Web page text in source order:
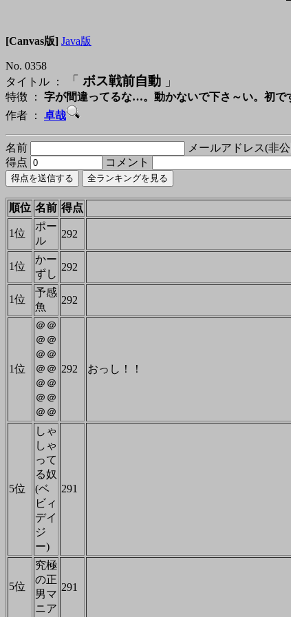
[Canvas版] Java版
No. 0358
タイトル ：
「 ボス戦前自動 」
特徴 ： 字が間違ってるな…。動かないで下さ～い。初で
作者 ： 卓哉
名前 メールアドレス(非
得点
コメント
順位 名前 得点
1位
ポー
ル
292
1位
かー
ずし
292
1位
予感
魚
292
1位
＠＠
＠＠
＠＠
＠＠
＠＠
＠＠
＠＠
292 おっし！！
5位
しゃ
しゃ
って
る奴
(ベ
ビィ
デイ
ジ
ー)
291
5位
究極
の正
男マ
ニア
291